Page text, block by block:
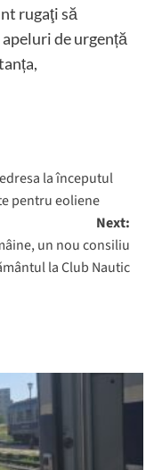
rugaţi să
de urgență
la începutul
pentru eoliene
Next:
un nou consiliu
la Club Nautic